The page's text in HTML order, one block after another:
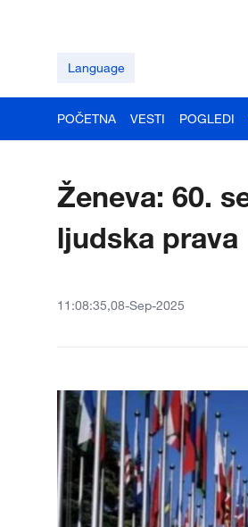
Language
POČETNA VESTI POGLEDI
Ženeva: 60.
ljudska prava
11:08:35,08-Sep-2025